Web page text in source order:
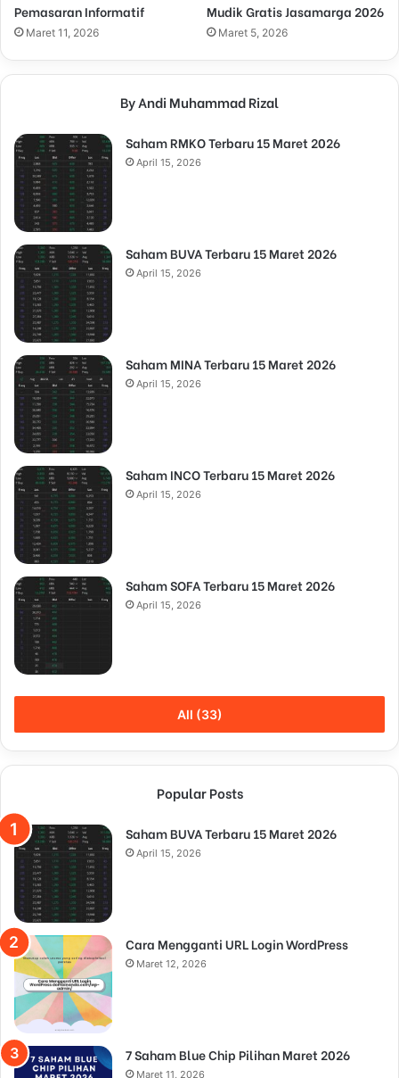
Pemasaran Informatif
Maret 11, 2026
Mudik Gratis Jasamarga 2026
Maret 5, 2026
By Andi Muhammad Rizal
Saham RMKO Terbaru 15 Maret 2026
April 15, 2026
Saham BUVA Terbaru 15 Maret 2026
April 15, 2026
Saham MINA Terbaru 15 Maret 2026
April 15, 2026
Saham INCO Terbaru 15 Maret 2026
April 15, 2026
Saham SOFA Terbaru 15 Maret 2026
April 15, 2026
All (33)
Popular Posts
Saham BUVA Terbaru 15 Maret 2026
April 15, 2026
Cara Mengganti URL Login WordPress
Maret 12, 2026
7 Saham Blue Chip Pilihan Maret 2026
Maret 11, 2026